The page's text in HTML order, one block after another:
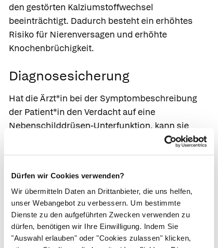
Dürfen wir Cookies verwenden?
Wir übermitteln Daten an Drittanbieter, die uns helfen,
unser Webangebot zu verbessern. Um bestimmte
Dienste zu den aufgeführten Zwecken verwenden zu
dürfen, benötigen wir Ihre Einwilligung. Indem Sie
"Auswahl erlauben" oder "Cookies zulassen" klicken,
den gestörten Kalziumstoffwechsel
beeinträchtigt. Dadurch besteht ein erhöhtes
Risiko für Nierenversagen und erhöhte
Knochenbrüchigkeit.
Diagnosesicherung
Hat die Ärzt*in bei der Symptombeschreibung
der Patient*in den Verdacht auf eine
Nebenschilddrüsen-Unterfunktion, kann sie
durch einfache Tests bei der körperlichen
Untersuchung die typischen Muskelsymptome
im Bereich der Wangen lässt sich ein
charakteristisches Zucken der Mundwinkel
provozieren(Chvostek-Zeichen). Beim
Blutdruckmessen kann die aufgeblasene
Blutdruckmanschette die typische